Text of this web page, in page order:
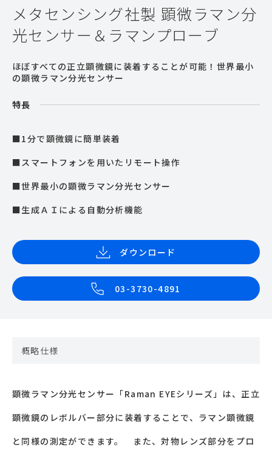
メタセンシング社製 顕微ラマン分
光センサー＆ラマンプローブ
ほぼすべての正立顕微鏡に装着することが可能！世界最小
の顕微ラマン分光センサー
特長
■1分で顕微鏡に簡単装着
■スマートフォンを用いたリモート操作
■世界最小の顕微ラマン分光センサー
■生成ＡＩによる自動分析機能
ダウンロード
03-3730-4891
概略仕様
顕微ラマン分光センサー「Raman EYEシリーズ」は、正⽴
顕微鏡のレボルバー部分に装着することで、ラマン顕微鏡
と同様の測定ができます。 また、対物レンズ部分をプロ